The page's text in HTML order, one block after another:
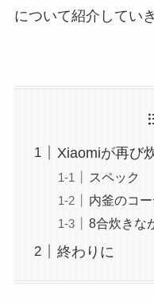
について紹介してい
Xiaomiが再び
スペック
内釜のコ
8合炊きな
終わりに